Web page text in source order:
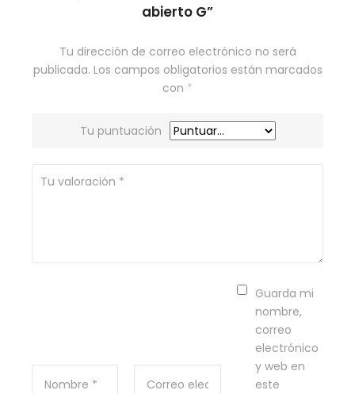
abierto G”
Tu dirección de correo electrónico no será
publicada. Los campos obligatorios están marcados
con *
Tu puntuación
Guarda mi
nombre,
correo
electrónico
y web en
este